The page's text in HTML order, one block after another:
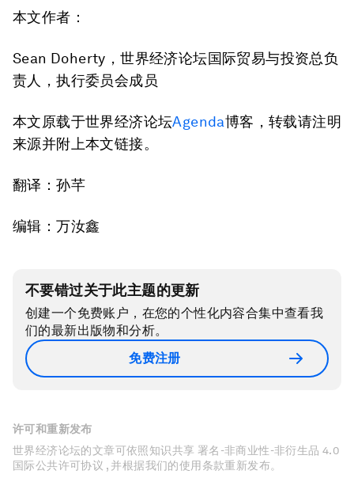
本文作者：
Sean Doherty，世界经济论坛国际贸易与投资总负
责人，执行委员会成员
本文原载于世界经济论坛Agenda博客，转载请注明
来源并附上本文链接。
翻译：孙芊
编辑：万汝鑫
不要错过关于此主题的更新
创建一个免费账户，在您的个性化内容合集中查看我
们的最新出版物和分析。
免费注册
许可和重新发布
世界经济论坛的文章可依照知识共享 署名-非商业性-非衍生品 4.0
国际公共许可协议 , 并根据我们的使用条款重新发布。